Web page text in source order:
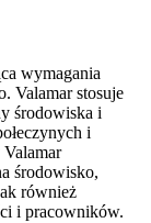
wymagania
Valamar stosuje
środowiska i
i
środowisko,
również
i pracowników.